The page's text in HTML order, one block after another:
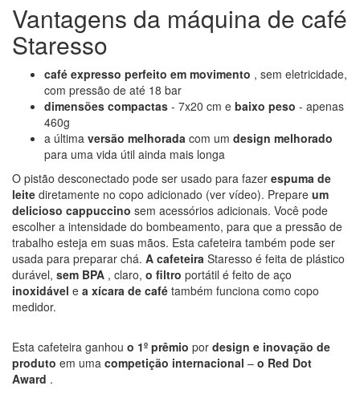
Vantagens da máquina de café
Staresso
café expresso perfeito em movimento , sem eletricidade,
com pressão de até 18 bar
dimensões compactas - 7x20 cm e baixo peso - apenas
460g
a última versão melhorada com um design melhorado
para uma vida útil ainda mais longa
O pistão desconectado pode ser usado para fazer espuma de
leite diretamente no copo adicionado (ver vídeo). Prepare um
delicioso cappuccino sem acessórios adicionais. Você pode
escolher a intensidade do bombeamento, para que a pressão de
trabalho esteja em suas mãos. Esta cafeteira também pode ser
usada para preparar chá. A cafeteira Staresso é feita de plástico
durável, sem BPA , claro, o filtro portátil é feito de aço
inoxidável e a xícara de café também funciona como copo
medidor.
Esta cafeteira ganhou o 1º prêmio por design e inovação de
produto em uma competição internacional – o Red Dot
Award .